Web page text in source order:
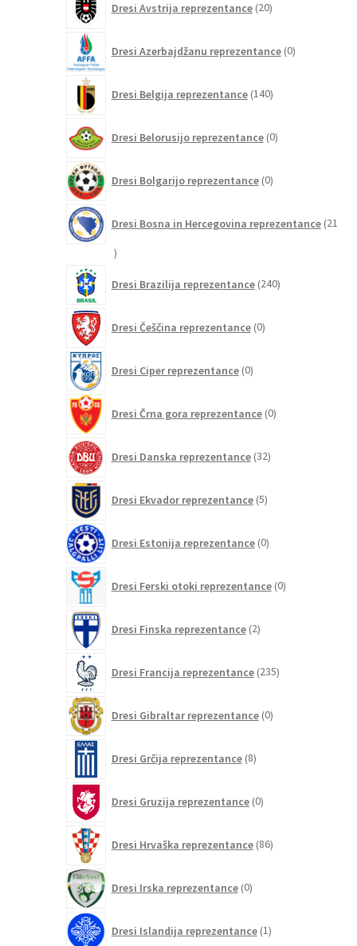
Dresi Avstrija reprezentance 20izdelkov
Dresi Azerbajdžanu reprezentance 0izdelkov
Dresi Belgija reprezentance 140izdelkov
Dresi Belorusijo reprezentance 0izdelkov
Dresi Bolgarijo reprezentance 0izdelkov
Dresi Bosna in Hercegovina reprezentance 21
21
Dresi Brazilija reprezentance 240izdelkov
Dresi Češčina reprezentance 0izdelkov
Dresi Ciper reprezentance 0izdelkov
Dresi Črna gora reprezentance 0izdelkov
Dresi Danska reprezentance 32izdelkov
Dresi Ekvador reprezentance 5izdelkov
Dresi Estonija reprezentance 0izdelkov
Dresi Ferski otoki reprezentance 0izdelkov
Dresi Finska reprezentance 2izdelka
Dresi Francija reprezentance 235izdelkov
Dresi Gibraltar reprezentance 0izdelkov
Dresi Grčija reprezentance 8izdelkov
Dresi Gruzija reprezentance 0izdelkov
Dresi Hrvaška reprezentance 86izdelkov
Dresi Irska reprezentance 0izdelkov
Dresi Islandija reprezentance 1izdelek